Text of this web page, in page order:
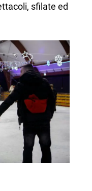
sfilate ed